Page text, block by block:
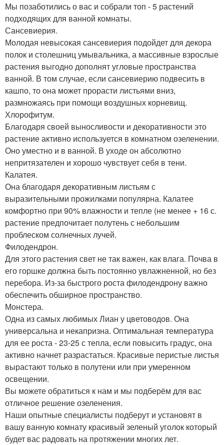
Мы позаботились о вас и собрали топ - 5 растений
подходящих для ванной комнаты.
Сансевиерия.
Молодая невысокая сансевиерия подойдет для декора
полок и столешниц умывальника, а массивные взрослые
растения выгодно дополнят угловые пространства
ванной. В том случае, если сансевиерию подвесить в
кашпо, то она может прорасти листьями вниз,
размножаясь при помощи воздушных корневищ.
Хлорофитум.
Благодаря своей выносливости и декоративности это
растение активно используется в комнатном озеленении.
Оно уместно и в ванной. В уходе он абсолютно
непритязателен и хорошо чувствует себя в тени.
Калатея.
Она благодаря декоративным листьям с
выразительными прожилками популярна. Калатее
комфортно при 90% влажности и тепле (не менее + 16 с.
растение предпочитает полутень с небольшим
проблеском солнечных лучей.
Филодендрон.
Для этого растения свет не так важен, как влага. Почва в
его горшке должна быть постоянно увлажненной, но без
перебора. Из-за быстрого роста филодендрону важно
обеспечить обширное пространство.
Монстера.
Одна из самых любимых Лиан у цветоводов. Она
универсальна и некапризна. Оптимальная температура
для ее роста - 23-25 с тепла, если повысить градус, она
активно начнет разрастаться. Красивые перистые листья
вырастают только в полутени или при умеренном
освещении.
Вы можете обратиться к нам и мы подберём для вас
отличное решение озеленения.
Наши опытные специалисты подберут и установят в
вашу ванную комнату красивый зеленый уголок который
будет вас радовать на протяжении многих лет.